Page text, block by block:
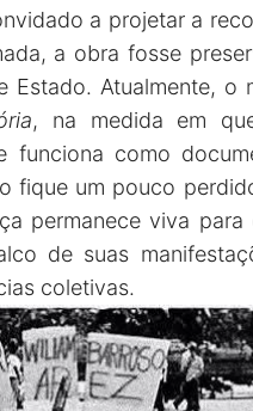
a projetar a
a obra fosse
Estado. Atualmente,
, na medida em
funciona como
fique um pouco
permanece viva
de suas
coletivas.